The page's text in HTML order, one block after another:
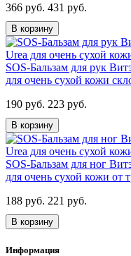
366 руб. 431 руб.
В корзину
SOS-Бальзам для рук
для очень сухой кожи
190 руб. 223 руб.
В корзину
SOS-Бальзам для ног
для очень сухой кожи от
188 руб. 221 руб.
В корзину
Информация